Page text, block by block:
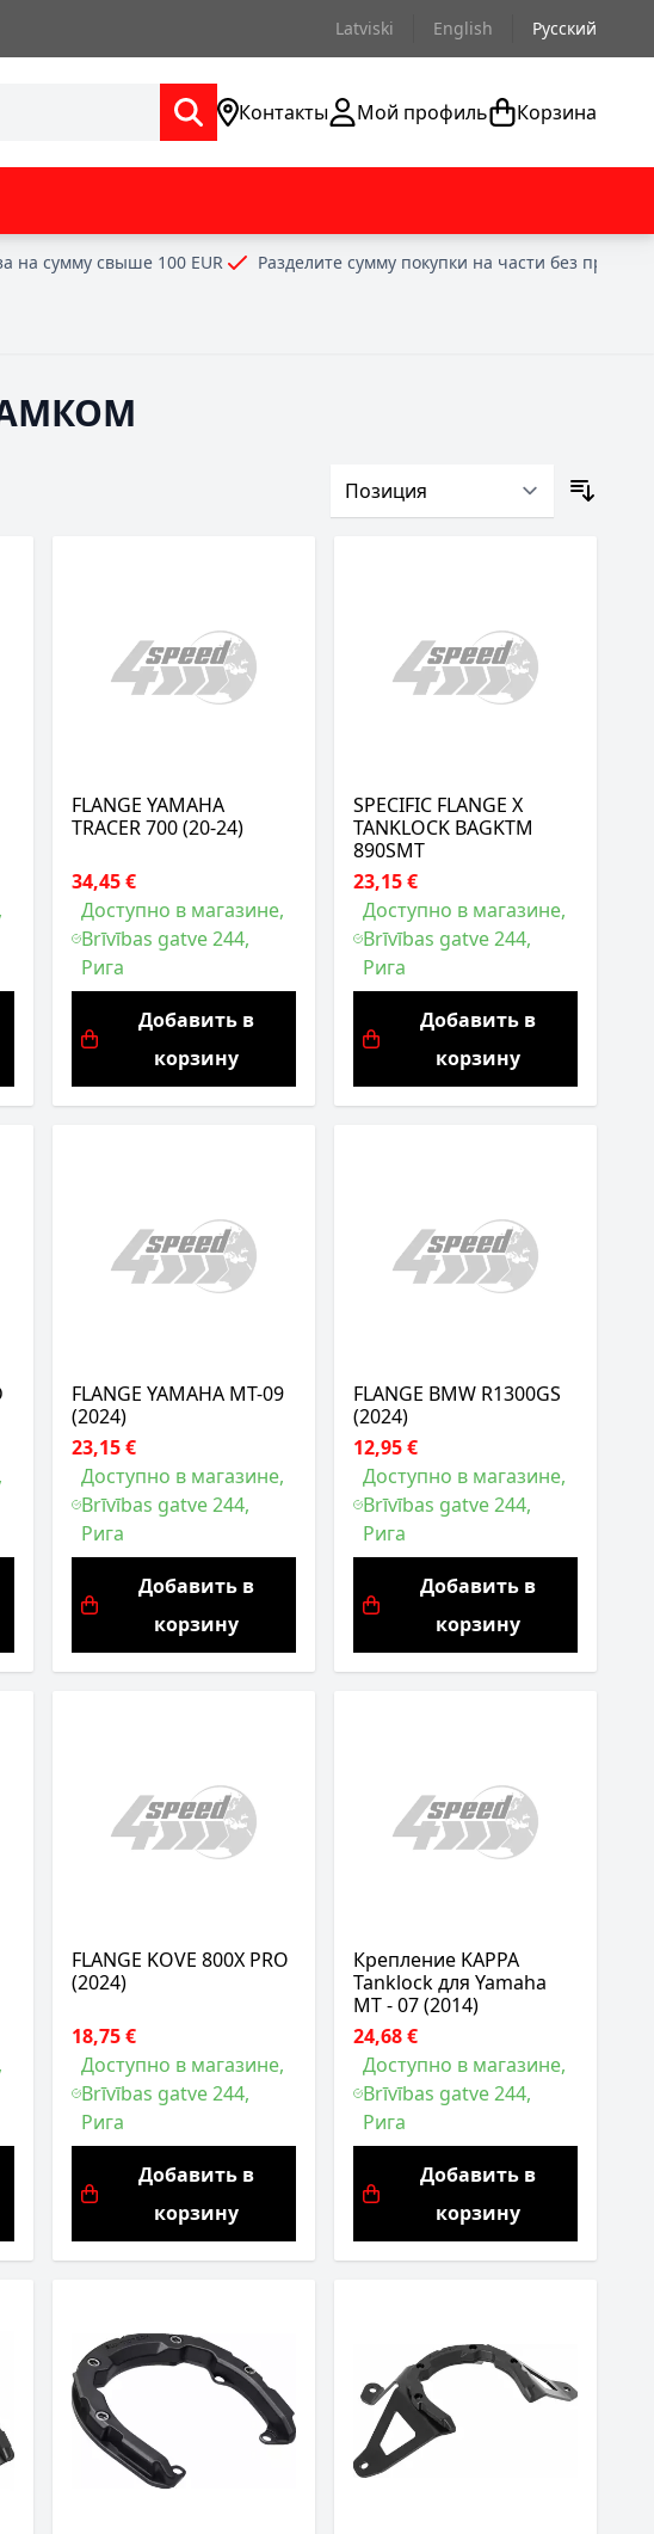
Latviski English Русский
Контакты Мой профиль Корзина
на сумму свыше 100 EUR Разделите сумму покупки на части без
FLANGE YAMAHA
TRACER 700 (20-24)
34,45 €
Доступно в магазине,
Brīvības gatve 244,
Рига
Добавить в
корзину
SPECIFIC FLANGE X
TANKLOCK BAGKTM
890SMT
23,15 €
Доступно в магазине,
Brīvības gatve 244,
Рига
Добавить в
корзину
FLANGE YAMAHA MT-09
(2024)
23,15 €
Доступно в магазине,
Brīvības gatve 244,
Рига
Добавить в
корзину
FLANGE BMW R1300GS
(2024)
12,95 €
Доступно в магазине,
Brīvības gatve 244,
Рига
Добавить в
корзину
FLANGE KOVE 800X PRO
(2024)
18,75 €
Доступно в магазине,
Brīvības gatve 244,
Рига
Добавить в
корзину
Крепление KAPPA
Tanklock для Yamaha
MT - 07 (2014)
24,68 €
Доступно в магазине,
Brīvības gatve 244,
Рига
Добавить в
корзину